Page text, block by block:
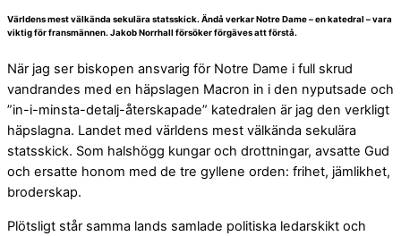
Världens mest välkända sekulära statsskick. Ändå verkar Notre Dame – en katedral – vara
viktig för fransmännen. Jakob Norrhall försöker förgäves att förstå.
När jag ser biskopen ansvarig för Notre Dame i full skrud
vandrandes med en häpslagen Macron in i den nyputsade och
”in-i-minsta-detalj-återskapade” katedralen är jag den verkligt
häpslagna. Landet med världens mest välkända sekulära
statsskick. Som halshögg kungar och drottningar, avsatte Gud
och ersatte honom med de tre gyllene orden: frihet, jämlikhet,
broderskap.
Plötsligt står samma lands samlade politiska ledarskikt och